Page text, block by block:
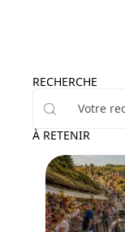
RECHERCHE
À RETENIR